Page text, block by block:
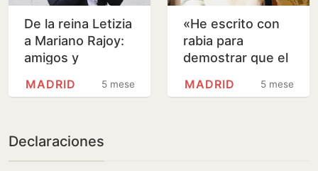
De la reina Letizia
a Mariano Rajoy:
amigos y
despiden a
5 meses
MADRID
«He escrito con
rabia para
demostrar que el
casualidad»
5 meses
MADRID
Declaraciones